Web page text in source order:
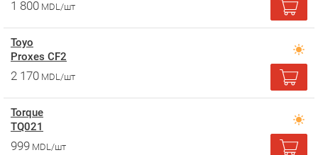
1 800 MDL/шт
Toyo
Proxes CF2
2 170 MDL/шт
Torque
TQ021
999 MDL/шт